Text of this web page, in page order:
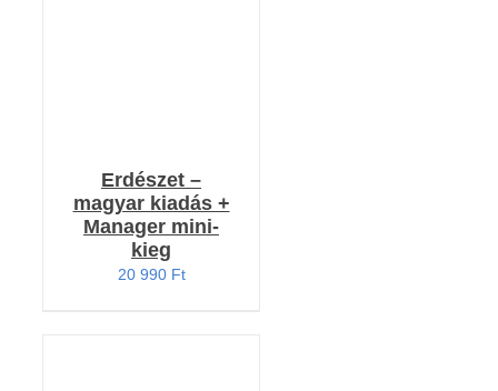
Erdészet –
magyar kiadás +
Manager mini-
kieg
20 990 Ft